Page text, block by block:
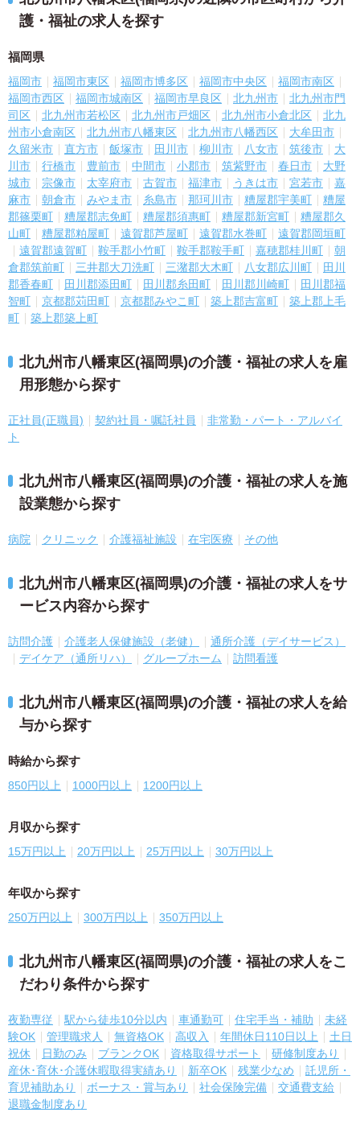
護・福祉の求人を探す
福岡県
福岡市 福岡市東区 福岡市博多区 福岡市中央区
福岡市南区
福岡市西区
福岡市城南区 福岡市早良区 北九州市
北九州市門
司区
北九州市若松区 北九州市戸畑区 北九州市小倉北区
北九
州市小倉南区
北九州市八幡東区 北九州市八幡西区
大牟田市
久留米市
直方市 飯塚市 田川市 柳川市 八女市 筑後市
大
川市
行橋市 豊前市 中間市 小郡市 筑紫野市 春日市
大野
城市
宗像市 太宰府市 古賀市 福津市 うきは市 宮若市
嘉
麻市
朝倉市 みやま市 糸島市 那珂川市 糟屋郡宇美町
糟屋
郡篠栗町
糟屋郡志免町 糟屋郡須惠町 糟屋郡新宮町
糟屋郡久
山町
糟屋郡粕屋町 遠賀郡芦屋町 遠賀郡水巻町
遠賀郡岡垣町
遠賀郡遠賀町
鞍手郡小竹町 鞍手郡鞍手町 嘉穂郡桂川町
朝
倉郡筑前町
三井郡大刀洗町 三潴郡大木町 八女郡広川町
田川
郡香春町
田川郡添田町 田川郡糸田町 田川郡川崎町
田川郡福
智町
京都郡苅田町 京都郡みやこ町 築上郡吉富町
築上郡上毛
町
築上郡築上町
北九州市八幡東区(福岡県)の介護・福祉の求人を雇
用形態から探す
正社員(正職員) 契約社員・嘱託社員
非常勤・パート・アルバイ
ト
北九州市八幡東区(福岡県)の介護・福祉の求人を施
設業態から探す
病院 クリニック 介護福祉施設 在宅医療 その他
北九州市八幡東区(福岡県)の介護・福祉の求人をサ
ービス内容から探す
訪問介護 介護老人保健施設（老健）
通所介護（デイサービス）
デイケア（通所リハ）
グループホーム 訪問看護
北九州市八幡東区(福岡県)の介護・福祉の求人を給
与から探す
時給から探す
850円以上 1000円以上 1200円以上
月収から探す
15万円以上 20万円以上 25万円以上 30万円以上
年収から探す
250万円以上 300万円以上 350万円以上
北九州市八幡東区(福岡県)の介護・福祉の求人をこ
だわり条件から探す
夜勤専従 駅から徒歩10分以内 車通勤可 住宅手当・補助
未経
験OK
管理職求人 無資格OK 高収入 年間休日110日以上
土日
祝休
日勤のみ ブランクOK 資格取得サポート
研修制度あり
産休･育休･介護休暇取得実績あり
新卒OK 残業少なめ
託児所・
育児補助あり
ボーナス・賞与あり 社会保険完備
交通費支給
退職金制度あり